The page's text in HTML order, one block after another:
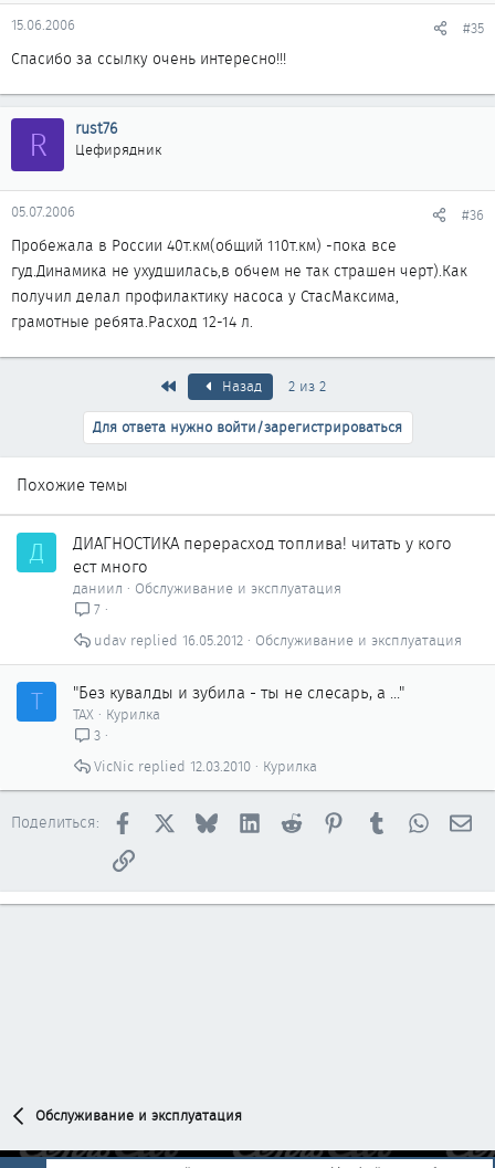
15.06.2006 #35
Спасибо за ссылку очень интересно!!!
R rust76
Цефирядник
05.07.2006 #36
Пробежала в России 40т.км(общий 110т.км) -пока все
гуд.Динамика не ухудшилась,в обчем не так страшен черт).Как
получил делал профилактику насоса у СтасМаксима,
грамотные ребята.Расход 12-14 л.
ПервыйНазад
2 из 2
Для ответа нужно войти/зарегистрироваться
Похожие темы
Д
ДИАГНОСТИКА перерасход топлива! читать у кого
ест много
даниил
Обслуживание и эксплуатация
7
Обслуживание и эксплуатация
16.05.2012
udav
Т "Без кувалды и зубила - ты не слесарь, а ..."
ТАХ
Курилка
3
Курилка
12.03.2010
VicNic
Поделиться: Facebook BlueskyLinkedInReddit PinterestTumblr
Ссылка
Обслуживание и эксплуатация